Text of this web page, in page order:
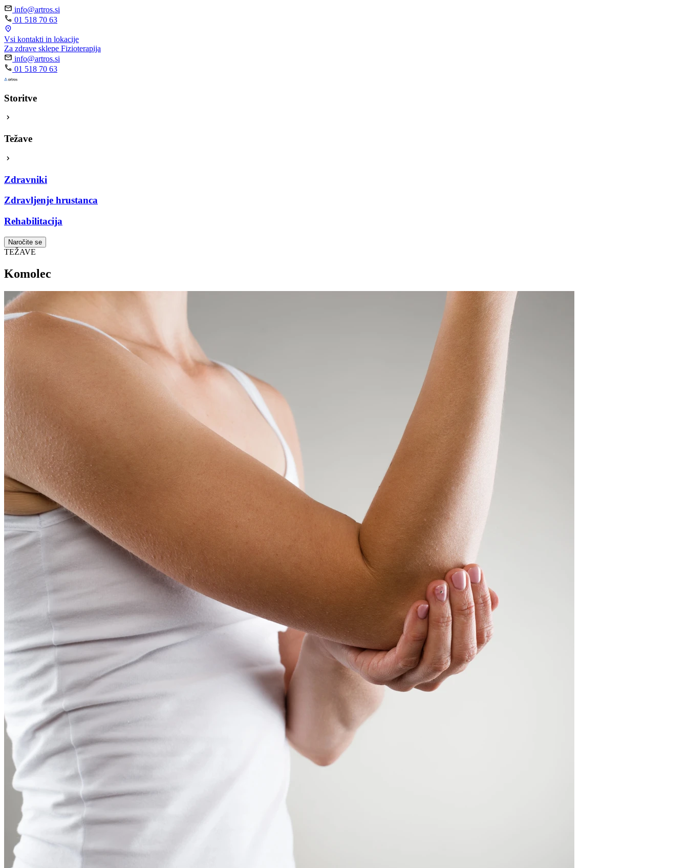
info@artros.si
01 518 70 63
Vsi kontakti in lokacije
Za zdrave sklepe Fizioterapija
info@artros.si
01 518 70 63
Storitve
Težave
Zdravniki
Zdravljenje hrustanca
Rehabilitacija
Naročite se
TEŽAVE
Komolec